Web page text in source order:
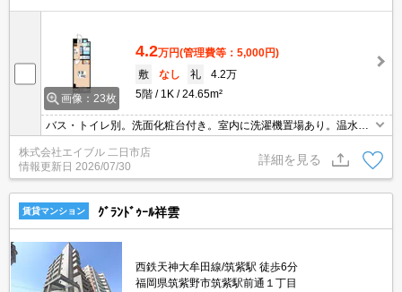
画像：23枚
4.2万円(管理費等：5,000円)
敷
なし 礼
4.2万
5階
1K 24.65m²
バス・トイレ別。洗面化粧台付き。室内に洗濯機置場あり。温水洗
り。TVモニターホン有。浴室乾燥機付。インターネット無料。
株式会社エイブル 二日市店
情報更新日 2026/07/30
詳細を見る
賃貸マンション ｸﾞﾗﾝﾄﾞｩｰﾙ祥雲
西鉄天神大牟田線/筑紫駅 徒歩6分
福岡県筑紫野市筑紫駅前通１丁目